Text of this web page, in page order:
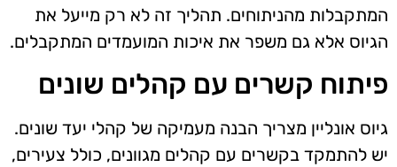
המתקבלות מהניתוחים. תהליך זה לא רק מייעל את
הגיוס אלא גם משפר את איכות המועמדים המתקבלים.
פיתוח קשרים עם קהלים שונים
גיוס אונליין מצריך הבנה מעמיקה של קהלי יעד שונים.
יש להתמקד בקשרים עם קהלים מגוונים, כולל צעירים,